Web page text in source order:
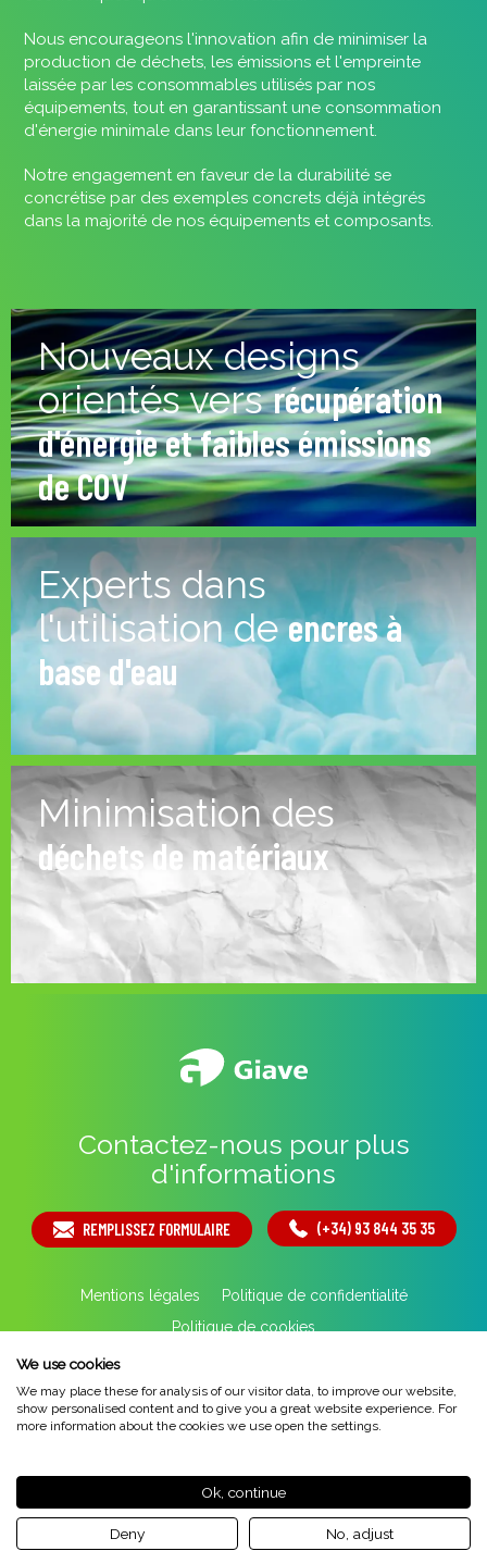
Nous encourageons l'innovation afin de minimiser la
production de déchets, les émissions et l'empreinte
laissée par les consommables utilisés par nos
équipements, tout en garantissant une consommation
d'énergie minimale dans leur fonctionnement.
Notre engagement en faveur de la durabilité se
concrétise par des exemples concrets déjà intégrés
dans la majorité de nos équipements et composants.
Nouveaux designs
orientés versrécupération
d'énergie et faibles émissions
de COV
Experts dans
l'utilisation deencres à
base d'eau
Minimisation des
déchets de matériaux
Contactez-nous pour plus
d'informations
REMPLISSEZ FORMULAIRE (+34) 93 844 35 35
Mentions légales
Politique de confidentialité
Politique de cookies
We use cookies
We may place these for analysis of our visitor data, to improve our website,
show personalised content and to give you a great website experience. For
more information about the cookies we use open the settings.
Ok, continue
Deny No, adjust